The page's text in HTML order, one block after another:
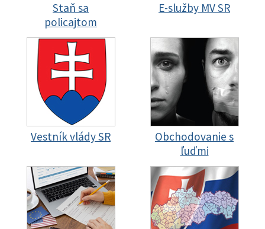
Staň sa
policajtom
E-služby MV SR
Vestník vlády SR
Obchodovanie s
ľuďmi